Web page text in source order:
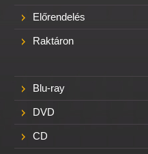
Előrendelés
Raktáron
Blu-ray
DVD
CD